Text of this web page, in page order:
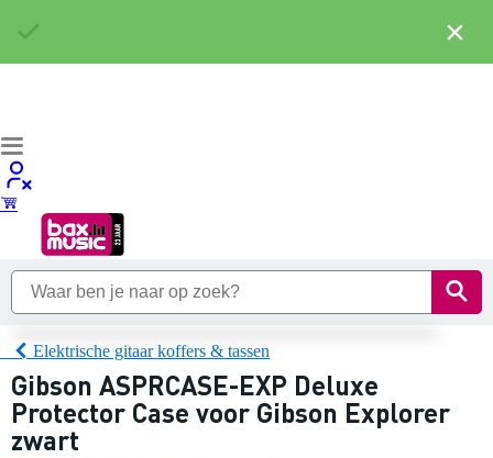
Elektrische gitaar koffers & tassen
Gibson ASPRCASE-EXP Deluxe
Protector Case voor Gibson Explorer
zwart
×